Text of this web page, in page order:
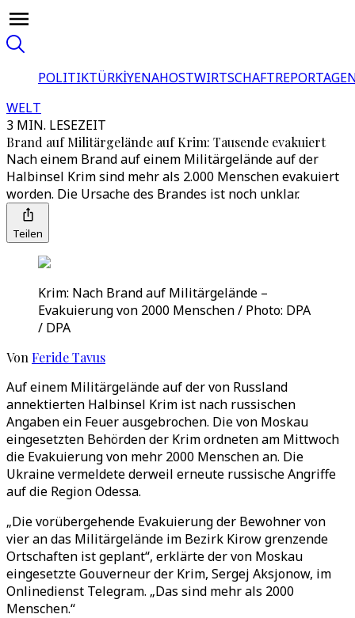
POLITIKTÜRKİYENAHOSTWIRTSCHAFT
WELT
3 MIN. LESEZEIT
Brand auf Militärgelände auf Krim: Tausende evakuiert
Nach einem Brand auf einem Militärgelände auf der
Halbinsel Krim sind mehr als 2.000 Menschen evakuiert
worden. Die Ursache des Brandes ist noch unklar.
Teilen
Krim: Nach Brand auf Militärgelände –
Evakuierung von 2000 Menschen / Photo: DPA
/ DPA
Von Feride Tavus
Auf einem Militärgelände auf der von Russland
annektierten Halbinsel Krim ist nach russischen
Angaben ein Feuer ausgebrochen. Die von Moskau
eingesetzten Behörden der Krim ordneten am Mittwoch
die Evakuierung von mehr 2000 Menschen an. Die
Ukraine vermeldete derweil erneute russische Angriffe
auf die Region Odessa.
„Die vorübergehende Evakuierung der Bewohner von
vier an das Militärgelände im Bezirk Kirow grenzende
Ortschaften ist geplant“, erklärte der von Moskau
eingesetzte Gouverneur der Krim, Sergej Aksjonow, im
Onlinedienst Telegram. „Das sind mehr als 2000
Menschen.“